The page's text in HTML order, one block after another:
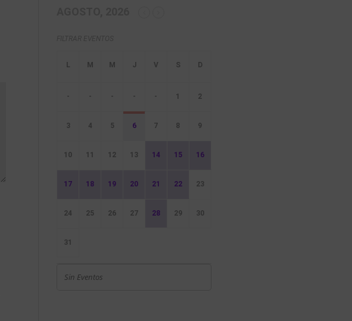
- - - - - 1 2
3 4 5 6 7 8 9
10 11 12 13 14 15 16
17 18 19 20 21 22 23
24 25 26 27 28 29 30
31
Sin Eventos